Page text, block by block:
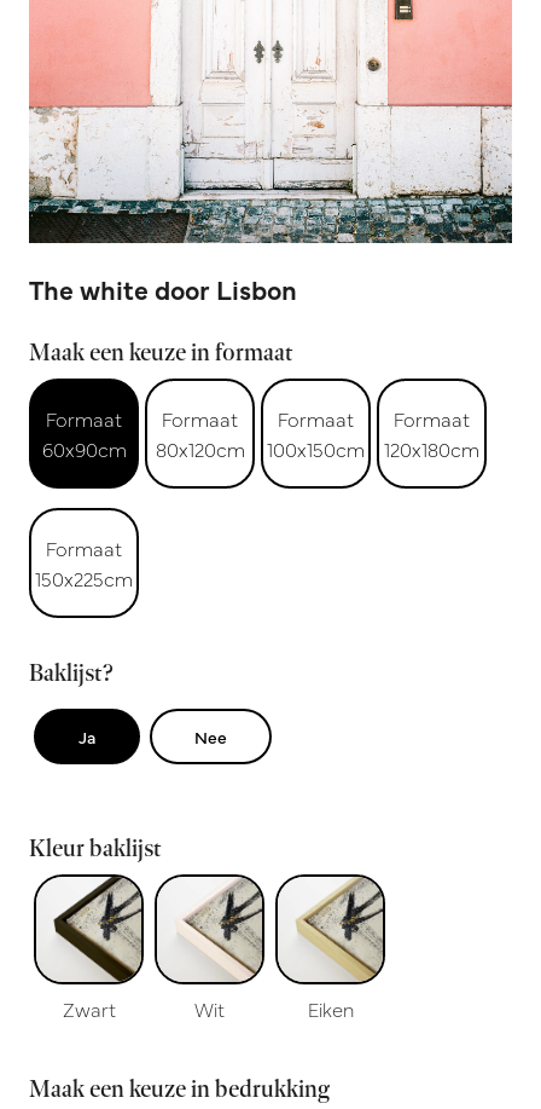
The white door Lisbon
Maak een keuze in formaat
Formaat
60x90cm
Formaat
80x120cm
Formaat
100x150cm
Formaat
120x180cm
Formaat
150x225cm
Baklijst?
Ja Nee
Kleur baklijst
Zwart Wit Eiken
Maak een keuze in bedrukking